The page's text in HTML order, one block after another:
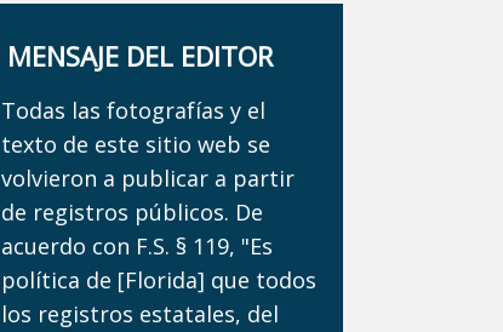
MENSAJE DEL EDITOR
Todas las fotografías y el
texto de este sitio web se
volvieron a publicar a partir
de registros públicos. De
acuerdo con F.S. § 119, "Es
política de [Florida] que todos
los registros estatales, del